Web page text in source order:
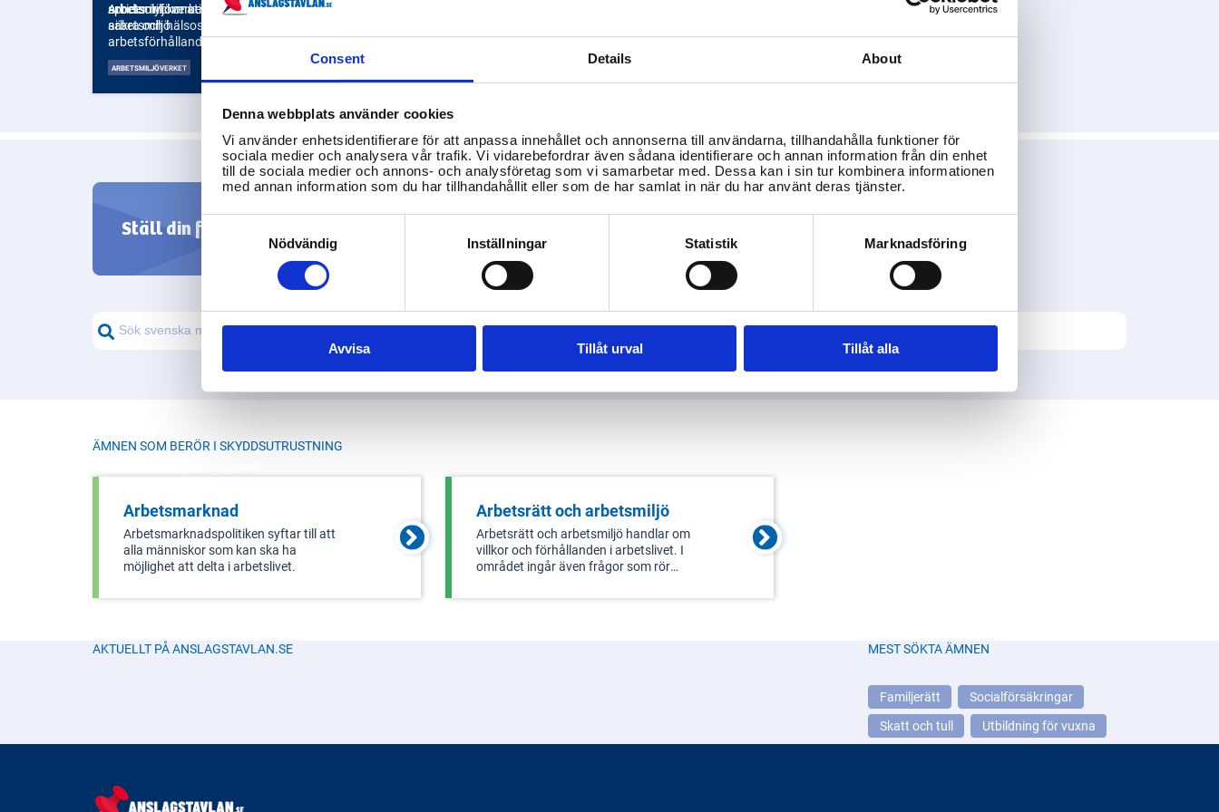
Consent Details About
Denna webbplats använder cookies
Vi använder enhetsidentifierare för att anpassa innehållet och annonserna till användarna, tillhandahålla funktioner för
sociala medier och analysera vår trafik. Vi vidarebefordrar även sådana identifierare och annan information från din enhet
till de sociala medier och annons- och analysföretag som vi samarbetar med. Dessa kan i sin tur kombinera informationen
med annan information som du har tillhandahållit eller som de har samlat in när du har använt deras tjänster.
Consent
Nödvändig Inställningar Statistik Marknadsföring
Avvisa Tillåt urval Tillåt alla
sprider information om reglerna för
arbetsmiljö.
arbetsolyckor och arbetssjukdomar.
Arbetsmiljöverket till att säkerställa
säkra och hälsosamma
arbetsförhållanden för alla
arbetstagare i Sverige.
ARBETSMILJÖVERKET
Ställ din fråga Hitta svar på din fråga
från svenska myndigheter!
ÄMNEN SOM BERÖR I SKYDDSUTRUSTNING
Arbetsmarknad
Arbetsmarknadspolitiken syftar till att
alla människor som kan ska ha
möjlighet att delta i arbetslivet.
Arbetsrätt och arbetsmiljö
Arbetsrätt och arbetsmiljö handlar om
villkor och förhållanden i arbetslivet. I
området ingår även frågor som rör
arbetstvister. Goda arbetsvillkor och
AKTUELLT PÅ ANSLAGSTAVLAN.SE
MEST SÖKTA ÄMNEN
Familjerätt
Socialförsäkringar
Skatt och tull
Utbildning för vuxna